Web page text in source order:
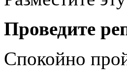
Проведите
Спокойно